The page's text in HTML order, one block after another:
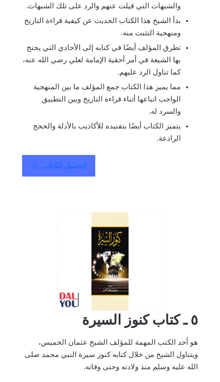
والشبهات التي قيلت عنهم والرد على تلك الشبهات.
بدأ الشيخ هذا الكتاب الحديث عن كيفية قراءة التاريخ
ومنهجية التثبت منه.
تطرق المؤلف أيضًا في كتابه إلى الأحادي التي يحتج
بها الشيعة في أمر أحقية الإمامة لعلي رضي الله عنه،
كما تناول الرد عليهم.
مما يميز هذا الكتاب جمع المؤلف ما بين المنهجية
الواجب اتباعها أثناء قراءة التاريخ وبين التطبيق
والسرد له.
يتميز الكتاب أيضًا بتفنيده للأكاذيب بالأدلة والحجج
الرادعة.
لتحميل الكتاب
٥ ـ كتاب كنوز السيرة
هو أحد الكتب المهمة للمؤلف الشيخ عثمان الخميس،
ويتناول الشيخ من خلال كتابه كنوز سيرة النبي محمد صلى
الله عليه وسلم منذ ولادته وحتى وفاته.